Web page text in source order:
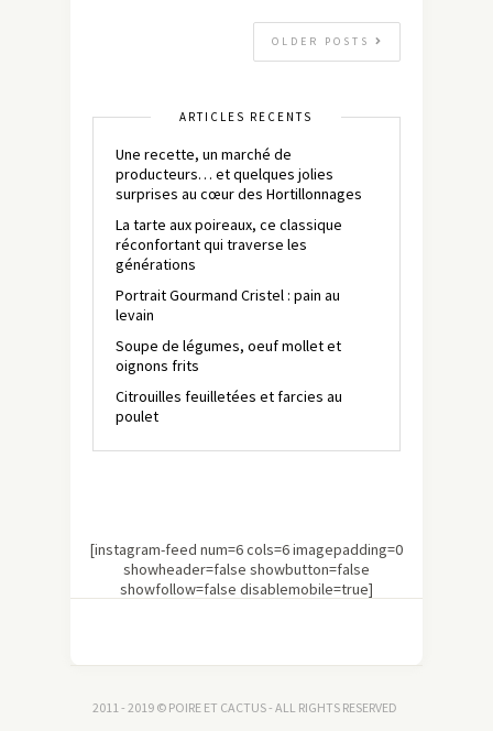
OLDER POSTS
ARTICLES RÉCENTS
Une recette, un marché de
producteurs… et quelques jolies
surprises au cœur des Hortillonnages
La tarte aux poireaux, ce classique
réconfortant qui traverse les
générations
Portrait Gourmand Cristel : pain au
levain
Soupe de légumes, oeuf mollet et
oignons frits
Citrouilles feuilletées et farcies au
poulet
[instagram-feed num=6 cols=6 imagepadding=0
showheader=false showbutton=false
showfollow=false disablemobile=true]
2011 - 2019 © POIRE ET CACTUS - ALL RIGHTS RESERVED